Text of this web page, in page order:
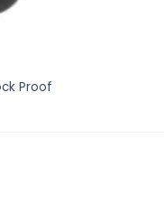
Proof